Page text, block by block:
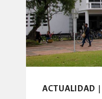
ACTUALIDAD |